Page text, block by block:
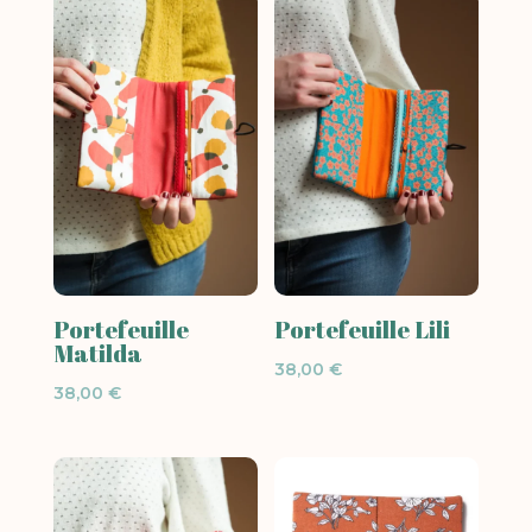
était :
38,00 €.
est :
30,40 €.
Portefeuille
Matilda
38,00 €
Portefeuille Lili
38,00€